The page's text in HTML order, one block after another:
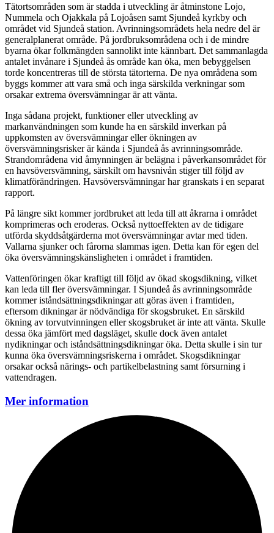
Tätortsområden som är stadda i utveckling är åtminstone Lojo,
Nummela och Ojakkala på Lojoåsen samt Sjundeå kyrkby och
området vid Sjundeå station. Avrinningsområdets hela nedre del är
generalplanerat område. På jordbruksområdena och i de mindre
byarna ökar folkmängden sannolikt inte kännbart. Det sammanlagda
antalet invånare i Sjundeå ås område kan öka, men bebyggelsen
torde koncentreras till de största tätorterna. De nya områdena som
byggs kommer att vara små och inga särskilda verkningar som
orsakar extrema översvämningar är att vänta.
Inga sådana projekt, funktioner eller utveckling av
markanvändningen som kunde ha en särskild inverkan på
uppkomsten av översvämningar eller ökningen av
översvämningsrisker är kända i Sjundeå ås avrinningsområde.
Strandområdena vid åmynningen är belägna i påverkansområdet för
en havsöversvämning, särskilt om havsnivån stiger till följd av
klimatförändringen. Havsöversvämningar har granskats i en separat
rapport.
På längre sikt kommer jordbruket att leda till att åkrarna i området
komprimeras och eroderas. Också nyttoeffekten av de tidigare
utförda skyddsåtgärderna mot översvämningar avtar med tiden.
Vallarna sjunker och fårorna slammas igen. Detta kan för egen del
öka översvämningskänsligheten i området i framtiden.
Vattenföringen ökar kraftigt till följd av ökad skogsdikning, vilket
kan leda till fler översvämningar. I Sjundeå ås avrinningsområde
kommer iståndsättningsdikningar att göras även i framtiden,
eftersom dikningar är nödvändiga för skogsbruket. En särskild
ökning av torvutvinningen eller skogsbruket är inte att vänta. Skulle
dessa öka jämfört med dagsläget, skulle dock även antalet
nydikningar och iståndsättningsdikningar öka. Detta skulle i sin tur
kunna öka översvämningsriskerna i området. Skogsdikningar
orsakar också närings- och partikelbelastning samt försurning i
vattendragen.
Mer information